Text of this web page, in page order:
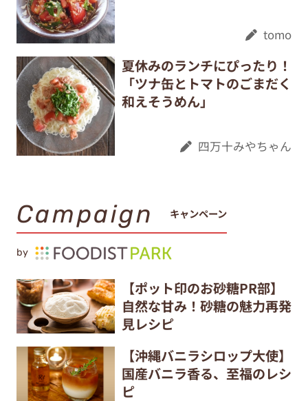
tomo
夏休みのランチにぴったり！
「ツナ缶とトマトのごまだく
和えそうめん」
四万十みやちゃん
Campaign キャンペーン
by
【ポット印のお砂糖PR部】
自然な甘み！砂糖の魅力再発
見レシピ
【沖縄バニラシロップ大使】
国産バニラ香る、至福のレシ
ピ